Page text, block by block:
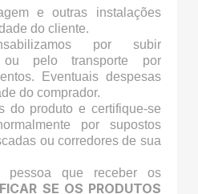
e outras instalações
do cliente.
por subir
ou pelo transporte por
Eventuais despesas
do comprador.
do produto e certifique-se
por supostos
ou corredores de sua
que receber os
SE OS PRODUTOS